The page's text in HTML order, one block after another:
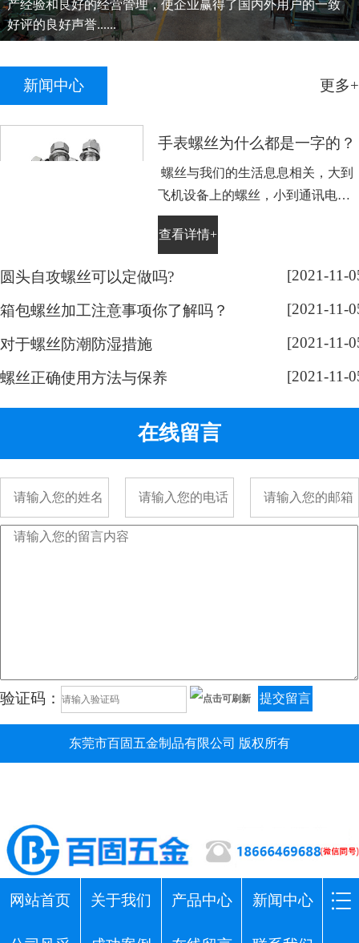
产经验和良好的经营管理，使企业赢得了国内外用户的一致
好评的良好声誉......
新闻中心 更多+
手表螺丝为什么都是一字的？
螺丝与我们的生活息息相关，大到
飞机设备上的螺丝，小到通讯电子
设备手表上的小螺丝。不知道大家
平时有没有留意，手表螺丝大部分
奇，跟随小编脚步来带大家了解一
下： 手表螺丝属于精密螺丝，之所
工方式决定的。手表精密螺丝，是
采用车加工出来的，头部...
查看详情+
圆头自攻螺丝可以定做吗? [2021-11-
箱包螺丝加工注意事项你了解吗？ [2021-11-
对于螺丝防潮防湿措施 [2021-11-
螺丝正确使用方法与保养 [2021-11-
在线留言
验证码： 提交留言
东莞市百固五金制品有限公司 版权所有
网站首页 关于我们 产品中心 新闻中心